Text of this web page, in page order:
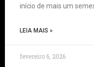
início de mais um
LEIA MAIS »
fevereiro 6, 2026